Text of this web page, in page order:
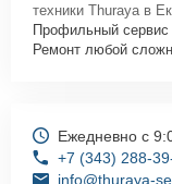
техники Thuraya в
Профильный сервис
Ремонт любой
Ежедневно с
+7 (343) 288-
info@thuraya-